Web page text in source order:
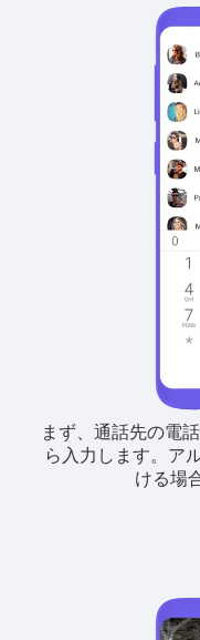
まず、通話先の電
ら入力します。 ア
ける場